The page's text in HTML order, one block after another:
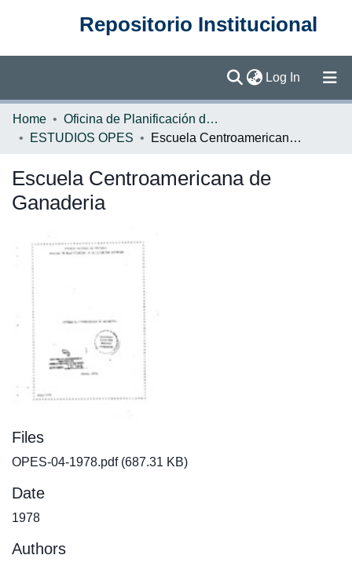
Repositorio Institucional
Log In (current)
Communities & Collections
Statistics
Home
Oficina de Planificación de la Educación Superior (OPES)
ESTUDIOS OPES
Escuela Centroamericana de Ganaderia
Escuela Centroamericana de
Ganaderia
Files
OPES-04-1978.pdf(687.31 KB)
Date
1978
Authors